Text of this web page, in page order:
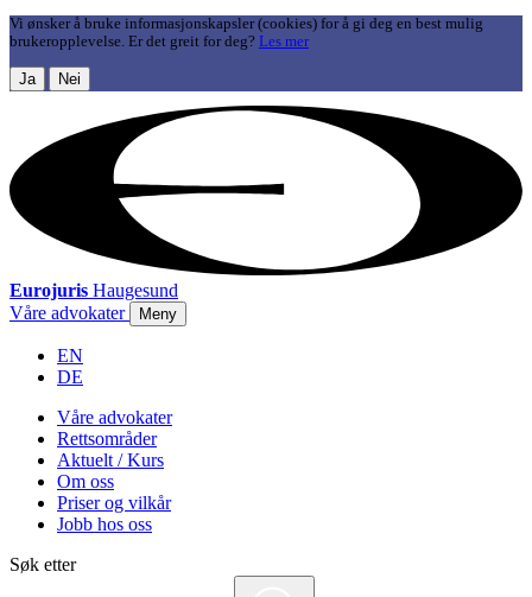
Vi ønsker å bruke informasjonskapsler (cookies) for å gi deg en best mulig
brukeropplevelse. Er det greit for deg? Les mer
Ja Nei
Eurojuris Haugesund
Våre advokater
Meny
EN
DE
Våre advokater
Rettsområder
Aktuelt / Kurs
Om oss
Priser og vilkår
Jobb hos oss
Søk etter